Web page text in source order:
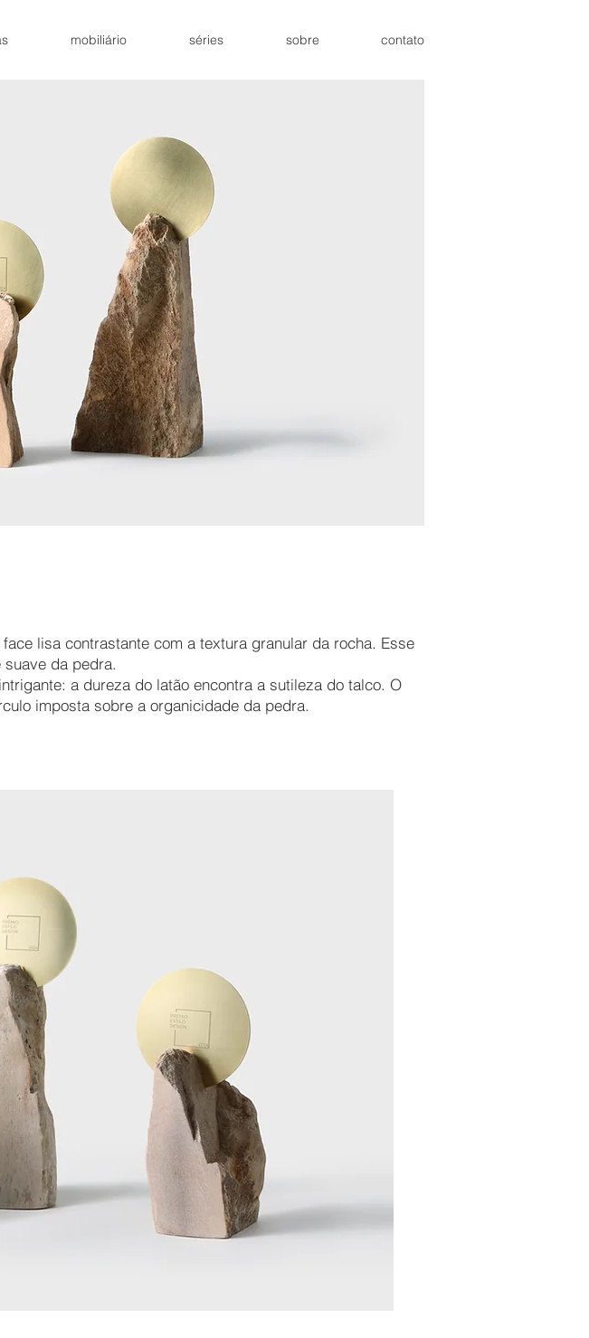
mobiliário séries sobre contato
lisa contrastante com a textura granular da rocha. Esse
da pedra.
a dureza do latão encontra a sutileza do talco. O
imposta sobre a organicidade da pedra.